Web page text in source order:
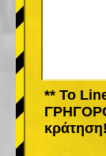
** Το
κράτηση!